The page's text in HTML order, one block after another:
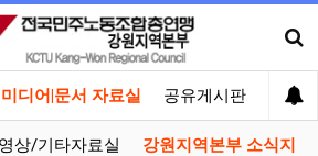
미디어|문서 자료실 공유게시판 선거
상/기타자료실 강원지역본부 소식지